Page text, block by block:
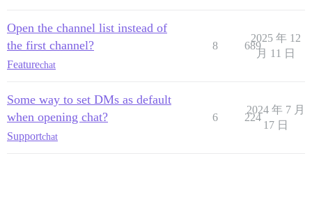
Open the channel list instead of
the first channel?
Featurechat
8 689
2025 年 12
月 11 日
Some way to set DMs as default
when opening chat?
Supportchat
6 224
2024 年 7 月
17 日